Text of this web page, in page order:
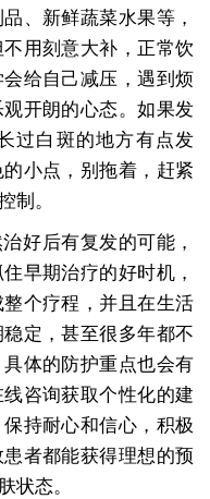
、新鲜蔬菜水果等，
用刻意大补，正常饮
给自己减压，遇到烦
开朗的心态。如果发
过白斑的地方有点发
小点，别拖着，赶紧
制。
好后有复发的可能，
早期治疗的好时机，
个疗程，并且在生活
定，甚至很多年都不
体的防护重点也会有
咨询获取个性化的建
持耐心和信心，积极
者都能获得理想的预
状态。